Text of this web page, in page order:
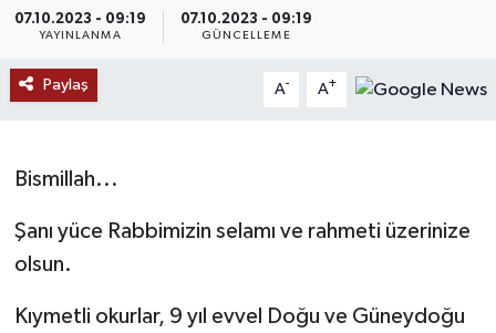
07.10.2023 - 09:19
YAYINLANMA
07.10.2023 - 09:19
GÜNCELLEME
Paylaş A- A+
Bismillah...
Şanı yüce Rabbimizin selamı ve rahmeti üzerinize
olsun.
Kıymetli okurlar, 9 yıl evvel Doğu ve Güneydoğu
Bilim & Teknoloji
Dünya
Son Dakika Haberleri
Haber Arşivi